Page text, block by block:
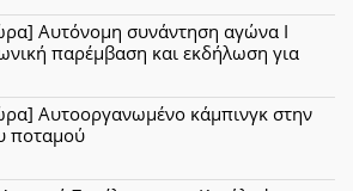
Αυτόνομη συνάντηση αγώνα Ι
παρέμβαση και εκδήλωση για
Αυτοοργανωμένο κάμπινγκ στην
ποταμού